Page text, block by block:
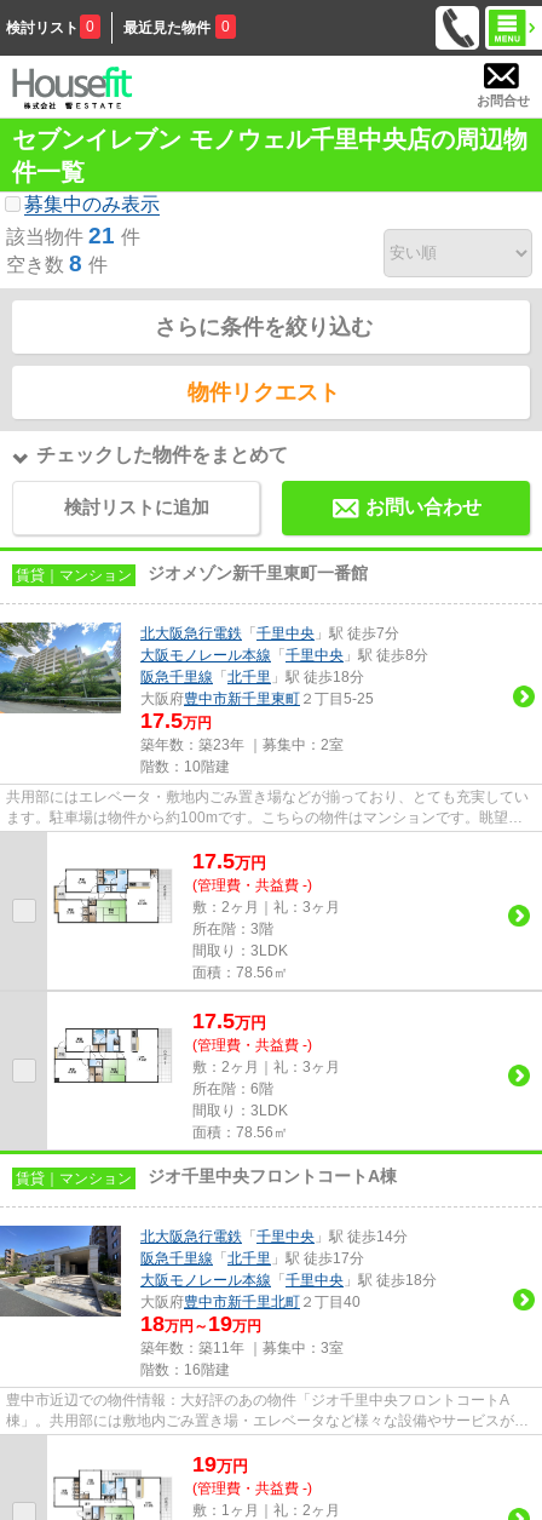
検討リスト 0 最近見た物件 0
お問合せ
セブンイレブン モノウェル千里中央店の周辺物
件一覧
募集中のみ表示
該当物件 21 件
空き数 8 件
さらに条件を絞り込む
物件リクエスト
チェックした物件をまとめて
検討リストに追加 お問い合わせ
賃貸｜マンション ジオメゾン新千里東町一番館
北大阪急行電鉄 「 千里中央 」駅 徒歩7分
大阪モノレール本線 「 千里中央 」駅 徒歩8分
阪急千里線 「 北千里 」駅 徒歩18分
大阪府豊中市新千里東町 ２丁目5-25
17.5万円
築年数：築23年 ｜募集中： 2室
階数：10階建
共用部にはエレベータ・敷地内ごみ置き場などが揃っており、とても充実してい
ます。駐車場は物件から約100mです。こちらの物件はマンションです。眺望良
17.5万円
(管理費・共益費 -)
敷：2ヶ月｜礼：3ヶ月
所在階：3階
間取り：3LDK
面積：78.56㎡
17.5万円
(管理費・共益費 -)
敷：2ヶ月｜礼：3ヶ月
所在階：6階
間取り：3LDK
面積：78.56㎡
賃貸｜マンション ジオ千里中央フロントコートA棟
北大阪急行電鉄 「 千里中央 」駅 徒歩14分
阪急千里線 「 北千里 」駅 徒歩17分
大阪モノレール本線 「 千里中央 」駅 徒歩18分
大阪府豊中市新千里北町 ２丁目40
18万円～ 19万円
築年数：築11年 ｜募集中： 3室
階数：16階建
豊中市近辺での物件情報：大好評のあの物件「ジオ千里中央フロントコートA
棟」。共用部には敷地内ごみ置き場・エレベータなど様々な設備やサービスが揃
19万円
(管理費・共益費 -)
敷：1ヶ月｜礼：2ヶ月